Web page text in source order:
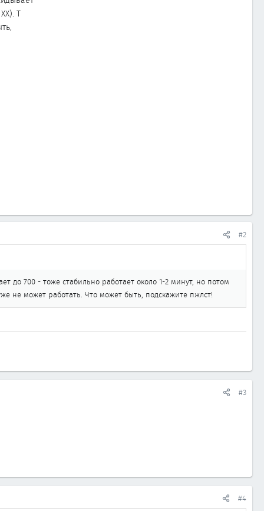
Т
#2
до 700 - тоже стабильно работает около 1-2 минут, но потом
не может работать. Что может быть, подскажите пжлст!
#3
#4